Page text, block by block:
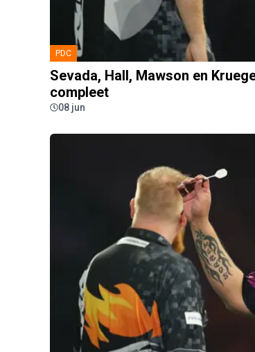
PDC
Sevada, Hall, Mawson en
compleet
08 jun